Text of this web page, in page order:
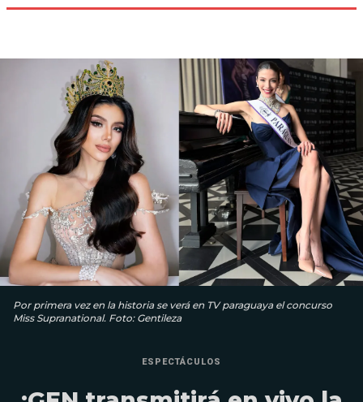
Por primera vez en la historia se verá en TV paraguaya el concurso
Miss Supranational. Foto: Gentileza
ESPECTÁCULOS